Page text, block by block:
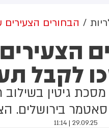
הבחורים הצעירים
לקבל
גיטין
בירושלים.
29.09.25 | 11:14